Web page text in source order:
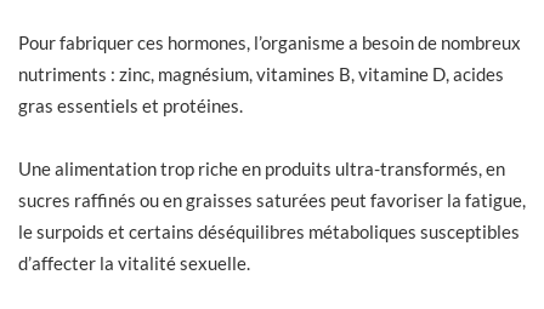
Pour fabriquer ces hormones, l’organisme a besoin de nombreux
nutriments : zinc, magnésium, vitamines B, vitamine D, acides
gras essentiels et protéines.
Une alimentation trop riche en produits ultra-transformés, en
sucres raffinés ou en graisses saturées peut favoriser la fatigue,
le surpoids et certains déséquilibres métaboliques susceptibles
d’affecter la vitalité sexuelle.